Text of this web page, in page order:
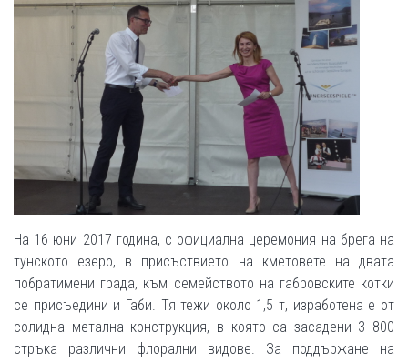
На 16 юни 2017 година, с официална церемония на брега на
тунското езеро, в присъствието на кметовете на двата
побратимени града, към семейството на габровските котки
се присъедини и Габи. Тя тежи около 1,5 т, изработена е от
солидна метална конструкция, в която са засадени 3 800
стръка различни флорални видове. За поддържане на